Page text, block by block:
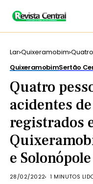
Lar Quixeramobim
Pedra
QuixeramobimSertão
Quatro
acidentes
registrados
e Solonópole
28/02/2022 1 MINUTOS